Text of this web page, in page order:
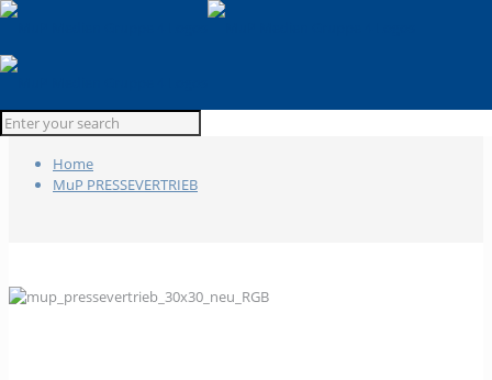
MuP PRESSEVERTRIEB
Home
MuP PRESSEVERTRIEB